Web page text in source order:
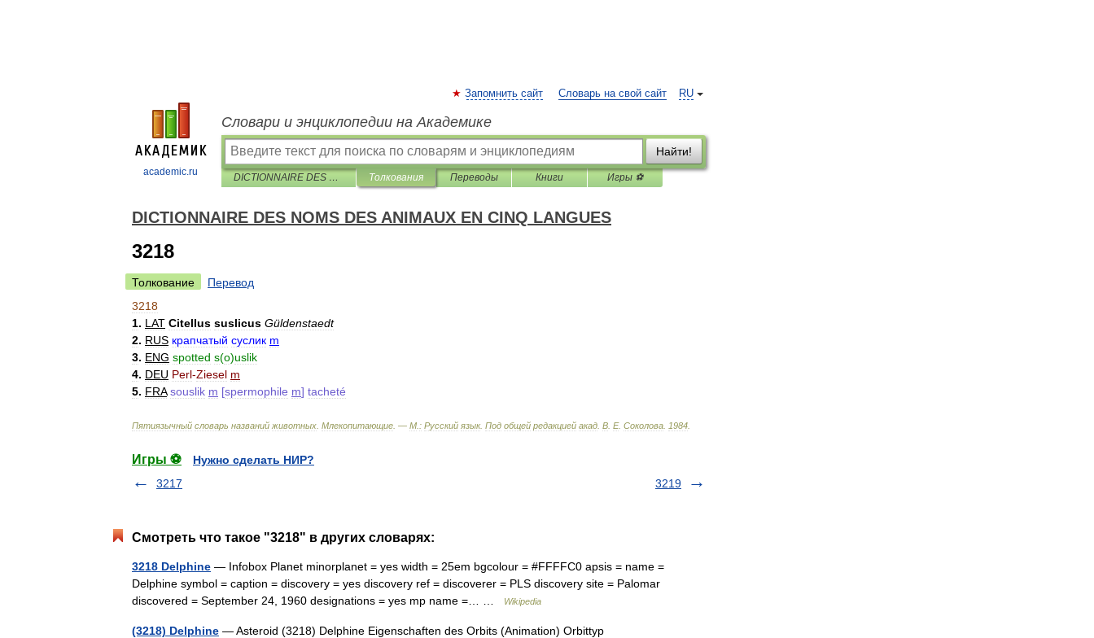
academic.ru
RU
Запомнить сайт Словарь на свой сайт
Словари и энциклопедии на Академике
Найти!
DICTIONNAIRE DES NOMS DES ANIMAUX EN CINQ LANGUES Толкования Переводы Книги Игры ⚽
DICTIONNAIRE DES NOMS DES ANIMAUX EN CINQ LANGUES
3218
Толкование
Перевод
3218
1. LAT Citellus suslicus Güldenstaedt
2. RUS крапчатый суслик m
3. ENG spotted s(o)uslik
4. DEU Perl-Ziesel m
5. FRA souslik m [spermophile m] tacheté
Пятиязычный словарь названий животных Млекопитающие . — М : Русский язык. Под общей редакцией акад В Е. Соколова 1984
Игры ⚽
Нужно сделать НИР?
3217
3219
Смотреть что такое "3218" в других словарях:
3218 Delphine — Infobox Planet minorplanet = yes width = 25em bgcolour = #FFFFC0 apsis = name =
Delphine symbol = caption = discovery = yes discovery ref = discoverer = PLS discovery site = Palomar
discovered = September 24, 1960 designations = yes mp name =… …
Wikipedia
(3218) Delphine — Asteroid (3218) Delphine Eigenschaften des Orbits (Animation) Orbittyp